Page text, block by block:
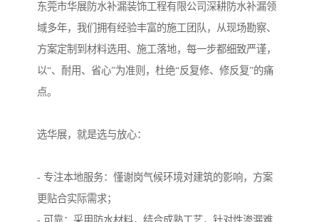
东莞市华展防水补漏装饰工程有限公司深耕防水补漏领
域多年，我们拥有经验丰富的施工团队，从现场勘察、
方案定制到材料选用、施工落地，每一步都细致严谨，
以“、耐用、省心”为准则，杜绝“反复修、修反复”的痛
点。
选华展，就是选与放心：
- 专注本地服务：懂谢岗气候环境对建筑的影响，方案
更贴合实际需求；